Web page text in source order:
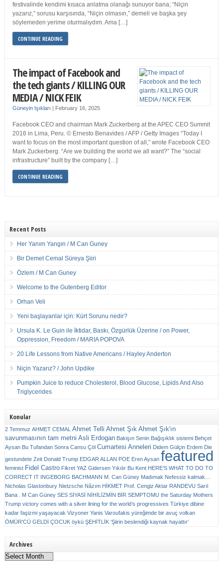
festivalinde kendimi kısaca anlatma olanağı sunuyor bana; “Niçin
yazarız,” sorusu karşısında, “Niçin olmasın,” demeli ve başka şey
söylemeden yerime oturmalıydım. Ama […]
CONTINUE READING
The impact of Facebook and
the tech giants / KILLING OUR
MEDIA / NICK FEIK
Güneyin Işıkları | February 16, 2025
Facebook CEO and chairman Mark Zuckerberg at the APEC CEO Summit
2016 in Lima, Peru. © Ernesto Benavides / AFP / Getty Images “Today I
want to focus on the most important question of all,” wrote Facebook CEO
Mark Zuckerberg. “Are we building the world we all want?” The “social
infrastructure” built by the company […]
CONTINUE READING
Recent Posts
Her Yanım Yangın / M Can Guney
Bir Demet Cemal Süreya Şiiri
Özlem / M Can Guney
Welcome to the Gutenberg Editor
Orhan Veli
Yeni başlayanlar için: Kürt Sorunu nedir?
Ursula K. Le Guin ile İktidar, Baskı, Özgürlük Üzerine / on Power,
Oppression, Freedom / MARIA POPOVA
20 Life Lessons from Native Americans / Hayley Anderton
Niçin Yazarız? / John Updike
Pumpkin Juice to reduce Cholesterol, Blood Glucose, Lipids And Also
Triglycerides
Konular
2 Temmuz AHMET CEMAL Ahmet Telli Ahmet Şık Ahmet Şık'ın
savunmasının tam metni Asli Erdogan Bakişın Senin Bağışıklık sistemi Behçet
Aysan Bu Tufandan Sonra Cansu Çöl Cumartesi Anneleri Didem Gülçin Erdem Die
gestundete Zeit Donald Trump EDGAR ALLAN POE Eren Aysan featured
feminist Fidel Castro Fikret YAZ Gidersen Yıkılır Bu Kent HERE’S WHAT TO DO TO
CORRECT IT INGEBORG BACHMANN M. Can Güney Madımak Nefessiz kalmak…
Nicholas Glastonbury Nietzsche Nâzım HİKMET Prof. Cengiz Aktar RANDEVU Sarıl
Bana . M Can Güney SES SİYASİ NİHİLİZMİN BİR SEMPTOMU the Saturday Mothers
Trump victory comes with a silver lining for the world’s progressives Türkiye dibine
kadar faşizmi yaşayacak Vizyoner Yanis Varoufakis yüreğimde bir avuç volkan
ÖMÜR'CÜ GELDİ ÇOCUK öykü ŞEHİTLİK ‘Şiirin beslendiği kaynak hayattır’
Archives
Archives